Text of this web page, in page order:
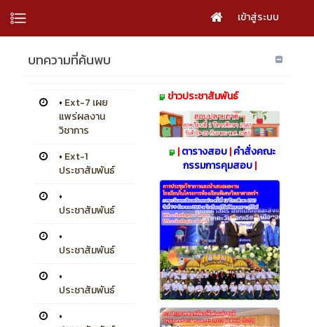
เข้าสู่ระบบ
บทความที่ค้นพบ
• Ext-7 เผย
แพร่ผลงาน
วิชาการ
• Ext-1
ประชาสัมพันธ์
•
ประชาสัมพันธ์
•
ประชาสัมพันธ์
•
ประชาสัมพันธ์
•
ข่าวประชาสัมพันธ์
|ตารางสอบ|คำสั่งคณะ
กรรมการคุมสอบ|